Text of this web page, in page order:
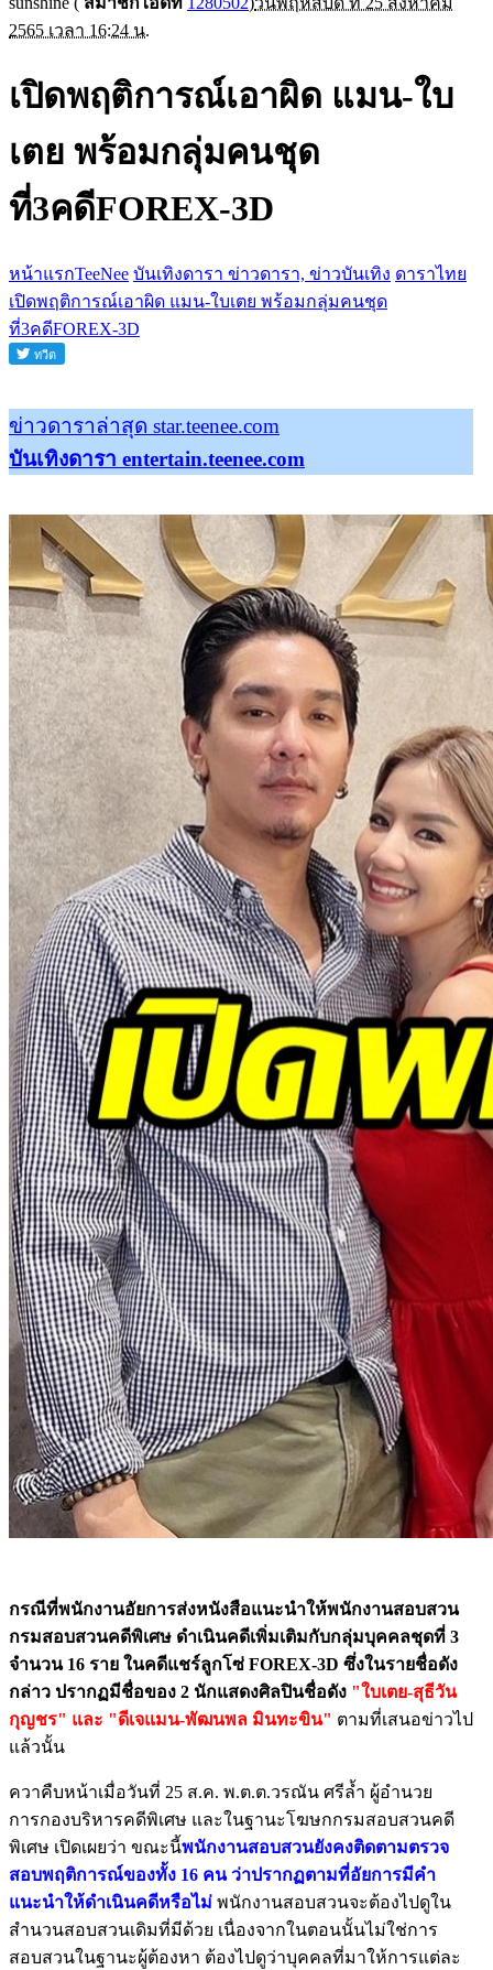
2565 เวลา 16:24 น.
เปิดพฤติการณ์เอาผิด แมน-ใบ
เตย พร้อมกลุ่มคนชุด
ที่3คดีFOREX-3D
หน้าแรกTeeNee บันเทิงดารา ข่าวดารา, ข่าวบันเทิง ดาราไทย
เปิดพฤติการณ์เอาผิด แมน-ใบเตย พร้อมกลุ่มคนชุด
ที่3คดีFOREX-3D
ข่าวดาราล่าสุด star.teenee.com
บันเทิงดารา entertain.teenee.com
กรณีที่พนักงานอัยการส่งหนังสือแนะนำให้พนักงานสอบสวน
กรมสอบสวนคดีพิเศษ ดำเนินคดีเพิ่มเติมกับกลุ่มบุคคลชุดที่ 3
จำนวน 16 ราย ในคดีแชร์ลูกโซ่ FOREX-3D ซึ่งในรายชื่อดัง
กล่าว ปรากฏมีชื่อของ 2 นักแสดงศิลปินชื่อดัง "ใบเตย-สุธีวัน
กุญชร" และ "ดีเจแมน-พัฒนพล มินทะขิน" ตามที่เสนอข่าวไป
แล้วนั้น
ควาคืบหน้าเมื่อวันที่ 25 ส.ค. พ.ต.ต.วรณัน ศรีล้ำ ผู้อำนวย
การกองบริหารคดีพิเศษ และในฐานะโฆษกกรมสอบสวนคดี
พิเศษ เปิดเผยว่า ขณะนี้พนักงานสอบสวนยังคงติดตามตรวจ
สอบพฤติการณ์ของทั้ง 16 คน ว่าปรากฏตามที่อัยการมีคำ
แนะนำให้ดำเนินคดีหรือไม่ พนักงานสอบสวนจะต้องไปดูใน
สำนวนสอบสวนเดิมที่มีด้วย เนื่องจากในตอนนั้นไม่ใช่การ
สอบสวนในฐานะผู้ต้องหา ต้องไปดูว่าบุคคลที่มาให้การแต่ละ